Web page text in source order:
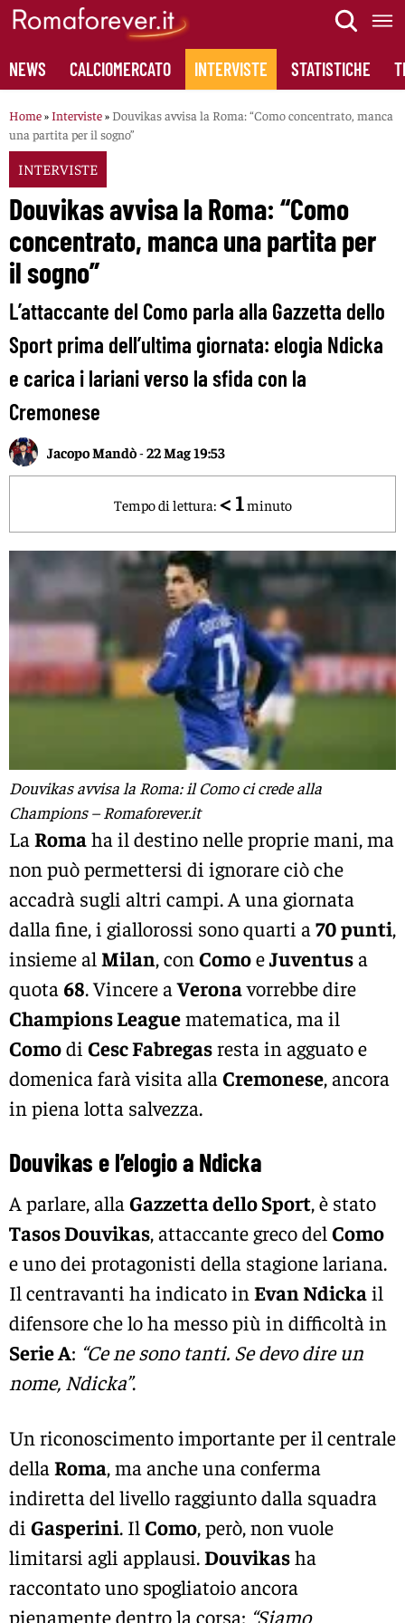
Skip
content
NEWS CALCIOMERCATO INTERVISTE STATISTICHE
Home»Interviste» Douvikas avvisa la Roma: “Como concentrato, manca
una partita per il sogno”
INTERVISTE
Douvikas avvisa la Roma: “Como
concentrato, manca una partita per
il sogno”
L’attaccante del Como parla alla Gazzetta dello
Sport prima dell’ultima giornata: elogia Ndicka
e carica i lariani verso la sfida con la
Cremonese
Jacopo Mandò-22 Mag 19:53
Tempo di lettura: < 1 minuto
Douvikas avvisa la Roma: il Como ci crede alla
Champions – Romaforever.it
La Romaha il destino nelle proprie mani, ma
non può permettersi di ignorare ciò che
accadrà sugli altri campi. A una giornata
dalla fine, i giallorossi sono quarti a 70 punti,
insieme al Milan, con ComoeJuventusa
quota 68. Vincere aVeronavorrebbe dire
Champions Leaguematematica, ma il
Comodi Cesc Fabregasresta in agguato e
domenica farà visita alla Cremonese, ancora
in piena lotta salvezza.
Douvikas e l’elogio a Ndicka
A parlare, alla Gazzetta dello Sport, è stato
Tasos Douvikas, attaccante greco del Como
e uno dei protagonisti della stagione lariana.
Il centravanti ha indicato in Evan Ndickail
difensore che lo ha messo più in difficoltà in
Serie A: “Ce ne sono tanti. Se devo dire un
nome, Ndicka”.
Un riconoscimento importante per il centrale
della Roma, ma anche una conferma
indiretta del livello raggiunto dalla squadra
di Gasperini. Il Como, però, non vuole
limitarsi agli applausi.Douvikasha
raccontato uno spogliatoio ancora
pienamente dentro la corsa: “Siamo